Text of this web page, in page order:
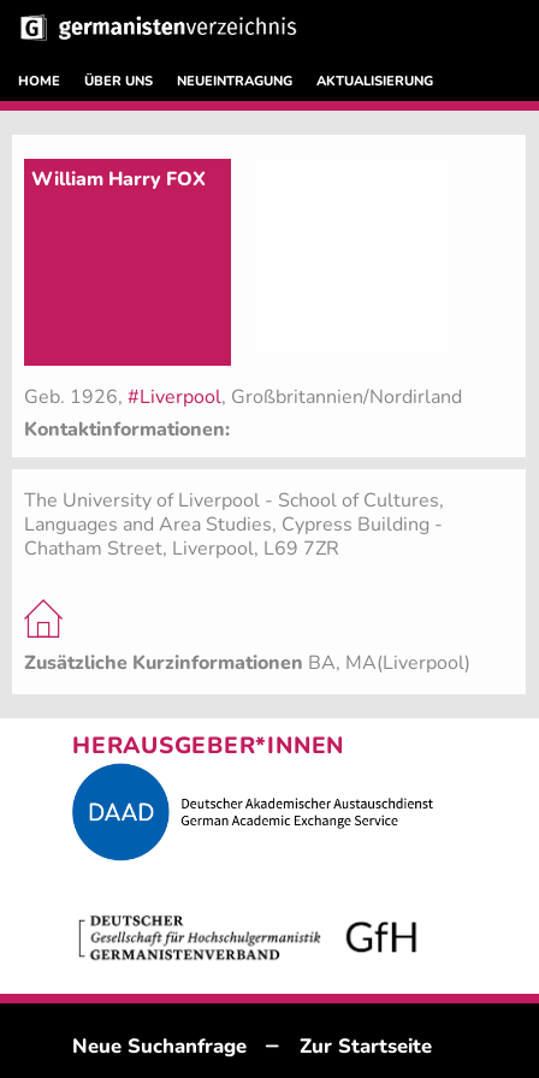
HOME ÜBER UNS NEUEINTRAGUNG AKTUALISIERUNG
William Harry FOX
Geb. 1926, #Liverpool, Großbritannien/Nordirland
Kontaktinformationen:
The University of Liverpool - School of Cultures,
Languages and Area Studies, Cypress Building -
Chatham Street, Liverpool, L69 7ZR
Zusätzliche Kurzinformationen BA, MA(Liverpool)
HERAUSGEBER*INNEN
Neue Suchanfrage – Zur Startseite